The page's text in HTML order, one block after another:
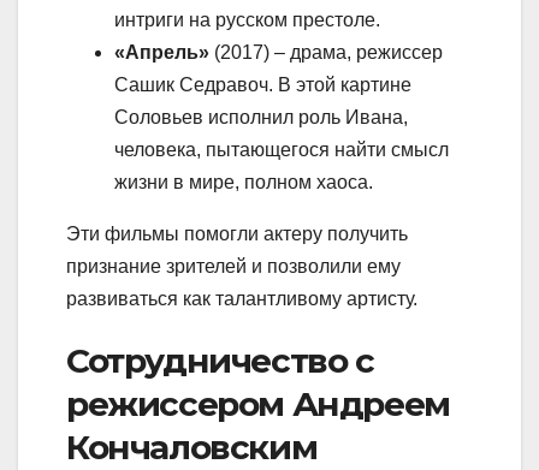
интриги на русском престоле.
«Апрель» (2017) – драма, режиссер
Сашик Седравоч. В этой картине
Соловьев исполнил роль Ивана,
человека, пытающегося найти смысл
жизни в мире, полном хаоса.
Эти фильмы помогли актеру получить
признание зрителей и позволили ему
развиваться как талантливому артисту.
Сотрудничество с
режиссером Андреем
Кончаловским